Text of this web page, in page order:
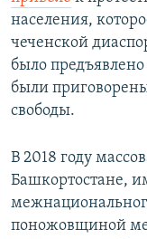
населения,
чеченской
было
были
свободы.
В 2018 году
Башкортостане,
поножовщиной